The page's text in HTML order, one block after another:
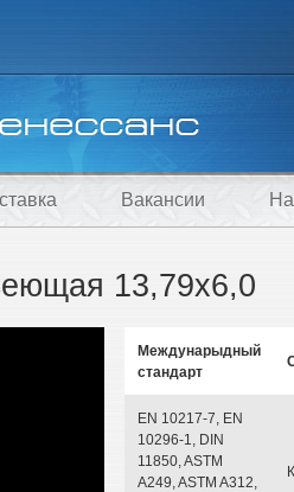
Вакансии
13,79х6,0
Междунарыдный
стандарт
EN 10217-7, EN
10296-1, DIN
11850, ASTM
A249, ASTM A312,